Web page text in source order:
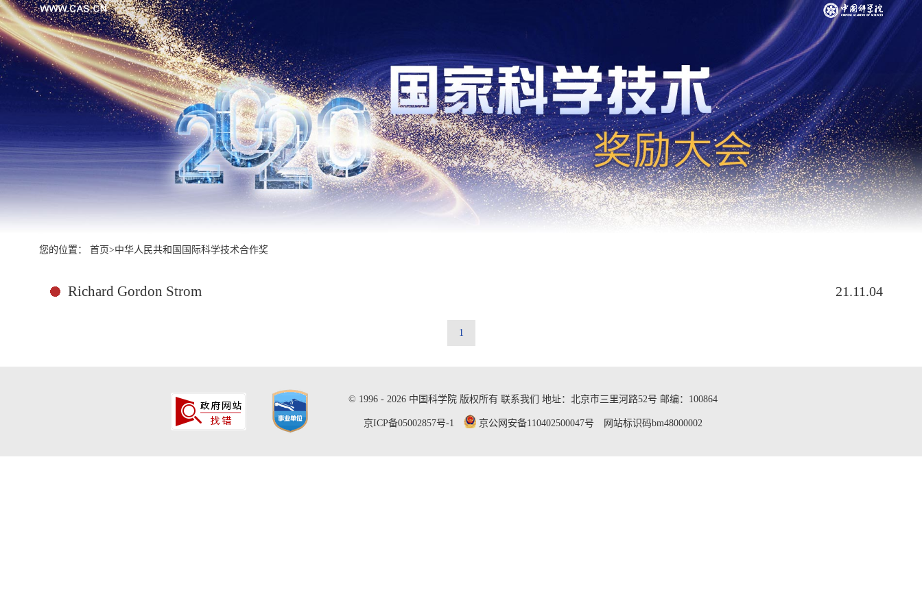
您的位置： 首页>中华人民共和国国际科学技术合作奖
21.11.04
Richard Gordon Strom
1
© 1996 - 2026 中国科学院 版权所有 联系我们 地址：北京市三里河路52号 邮编：100864
京ICP备05002857号-1 京公网安备110402500047号 网站标识码bm48000002